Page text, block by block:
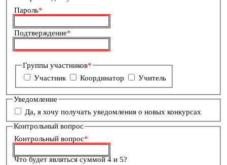
Обязательное
поле
Пароль*
Обязательное
поле
Подтверждение*
Обязательное
поле
Группы участников*
Участник
Координатор Учитель
Уведомление
Да, я хочу получать уведомления о новых конкурсах
Контрольный вопрос
Обязательное
поле
Контрольный вопрос*
Что будет являться суммой 4 и 5?